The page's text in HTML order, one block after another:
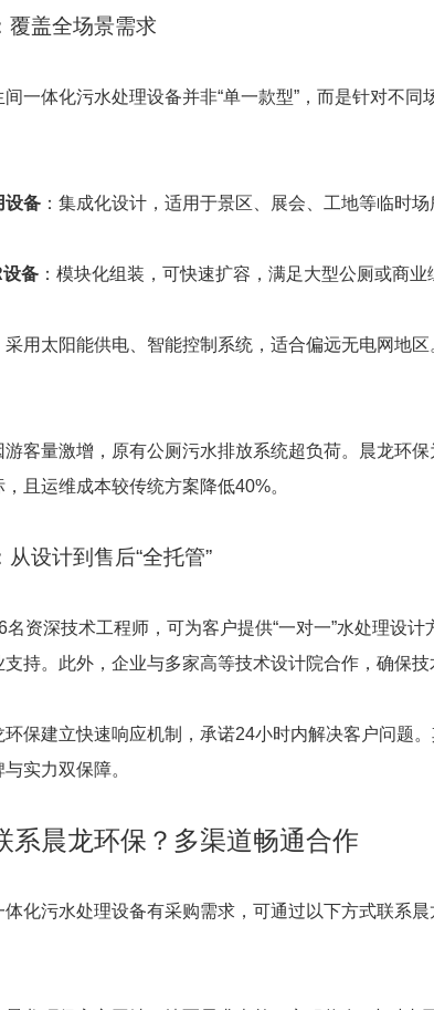
覆盖全场景需求
一体化污水处理设备并非“单一款型”，而是针对不同
设备 ：集成化设计，适用于景区、展会、工地等临时场
备 ：模块化组装，可快速扩容，满足大型公厕或商业
采用太阳能供电、智能控制系统，适合偏远无电网地区
客量激增，原有公厕污水排放系统超负荷。晨龙环保
且运维成本较传统方案降低40%。
设计到售后“全托管”
名资深技术工程师，可为客户提供“一对一”水处理设
支持。此外，企业与多家高等技术设计院合作，确保技
保建立快速响应机制，承诺24小时内解决客户问题
实力双保障。
系晨龙环保？多渠道畅通合作
化污水处理设备有采购需求，可通过以下方式联系晨